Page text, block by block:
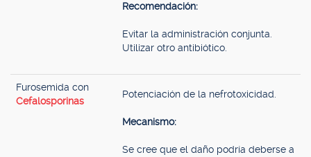
Recomendación:
Evitar la administración conjunta.
Utilizar otro antibiótico.
Furosemida con
Cefalosporinas
Potenciación de la nefrotoxicidad.
Mecanismo:
Se cree que el daño podría deberse a